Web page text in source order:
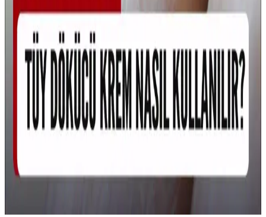
Çocukların diş sağlığını koruyan Watsons Shiba 2'li kırmızı-mavi diş
fırçası, yüksek kılları ve ergonomik tasarımıyla nazik ve etkili
temizlik sunar, hijyen ve kullanım kolaylığı sağlar.
Ocean Vitamin D3 600 Çocuklarda Kullanımı ve
Dozaj Rehberi: Güvenlik ve Öneriler
Ocean Vitamin D3 600'ün çocuklarda kullanımı yaşa bağlı dozaj
farklılıkları nedeniyle uzman kontrolü gerektirir. Doğru doz ve
takiple çocuk sağlığı için faydalı olabilir, ancak aşırı doz riskleri
unutulmamalıdır.
Çocuklarda tüy dökücü krem kullanımı genellikle önerilmez. Hassas